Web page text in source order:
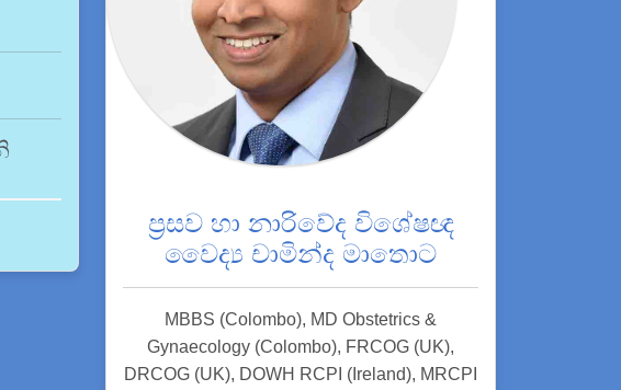
ප්‍රසව හා නාරිවේද විශේෂඥ
වෛද්‍ය චාමින්ද මාතොට
MBBS (Colombo), MD Obstetrics &
Gynaecology (Colombo), FRCOG (UK),
DRCOG (UK), DOWH RCPI (Ireland), MRCPI